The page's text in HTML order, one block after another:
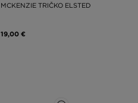
MCKENZIE TRIČKO ELSTED
19,00 €